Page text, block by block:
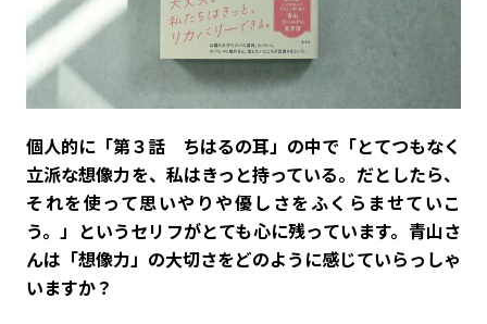
――個人的に「第３話 ちはるの耳」の中で「とてつもなく
立派な想像力を、私はきっと持っている。だとしたら、
それを使って思いやりや優しさをふくらませていこ
う。」というセリフがとても心に残っています。青山さ
んは「想像力」の大切さをどのように感じていらっしゃ
いますか？